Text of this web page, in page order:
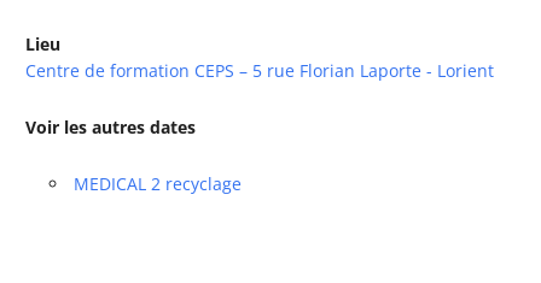
Lieu
Centre de formation CEPS – 5 rue Florian Laporte - Lorient
Voir les autres dates
MEDICAL 2 recyclage